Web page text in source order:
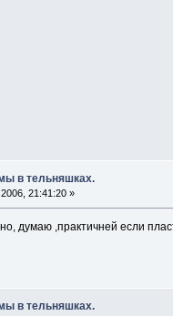
в тельняшках.
21:41:20 »
думаю ,практичней если
в тельняшках.